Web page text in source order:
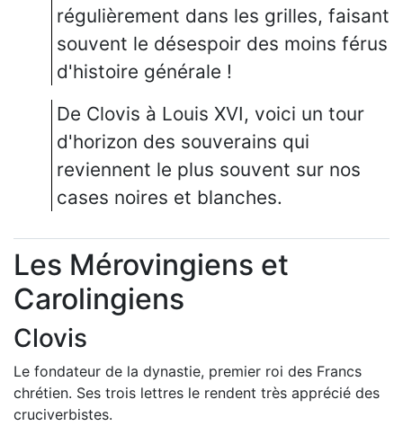
régulièrement dans les grilles, faisant
souvent le désespoir des moins férus
d'histoire générale !
De Clovis à Louis XVI, voici un tour
d'horizon des souverains qui
reviennent le plus souvent sur nos
cases noires et blanches.
Les Mérovingiens et
Carolingiens
Clovis
Le fondateur de la dynastie, premier roi des Francs
chrétien. Ses trois lettres le rendent très apprécié des
cruciverbistes.